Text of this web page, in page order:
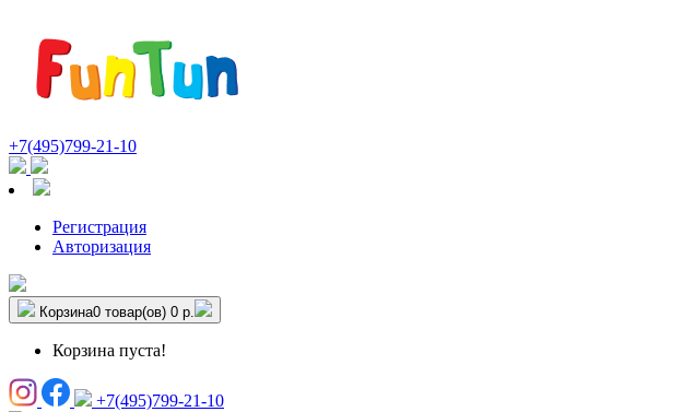
+7(495)799-21-10
Регистрация
Авторизация
Корзина0 товар(ов) 0 р.
Корзина пуста!
+7(495)799-21-10